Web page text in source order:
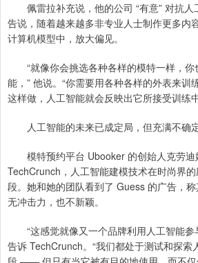
佩雷拉补充说，他的公司 “有意” 对抗人
告说，随着越来越多非专业人士制作更多内
计算机模型中，放大偏见。
“就像你会挑选各种各样的模特一样，你
能，” 他说。“你需要用各种各样的外表来训
这样做，人工智能就会反映出它所接受训练
人工智能的未来已成定局，但充满不确
模特预约平台 Ubooker 的创始人克劳迪
TechCrunch，人工智能建模技术在时尚界
段。她和她的团队看到了 Guess 的广告，
无冲击力，也不新颖。
“这感觉就像又一个品牌利用人工智能参
告诉 TechCrunch。“我们都处于测试和探索